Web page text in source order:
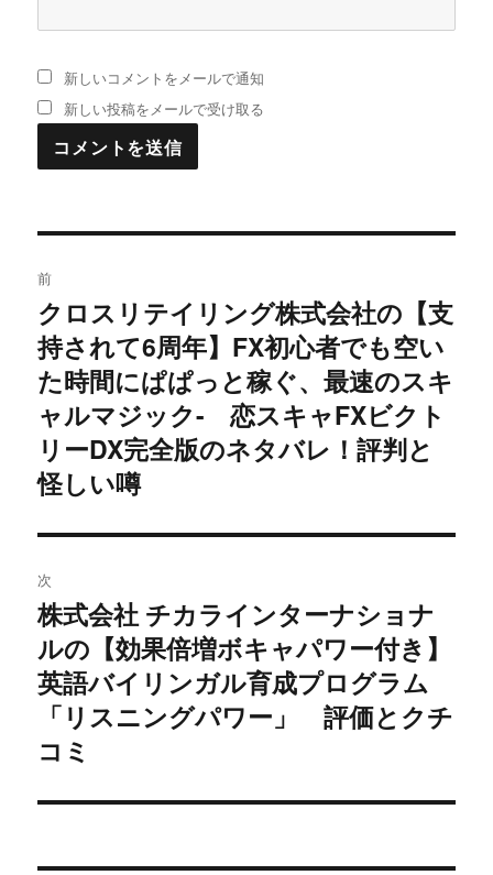
新しいコメントをメールで通知
新しい投稿をメールで受け取る
稿
ナ
ビ
ゲ
ー
シ
ョ
ン
前
過
去
の
投
稿:
クロスリテイリング株式会社の【支
持されて6周年】FX初心者でも空い
た時間にぱぱっと稼ぐ、最速のスキ
ャルマジック- 恋スキャFXビクト
リーDX完全版のネタバレ！評判と
怪しい噂
次
次
の
投
稿:
株式会社 チカラインターナショナ
ルの【効果倍増ボキャパワー付き】
英語バイリンガル育成プログラム
「リスニングパワー」 評価とクチ
コミ